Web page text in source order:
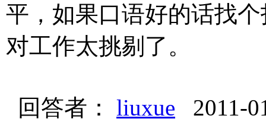
平，如果口语好的话找
对工作太挑剔了。
回答者： liuxue 2011-